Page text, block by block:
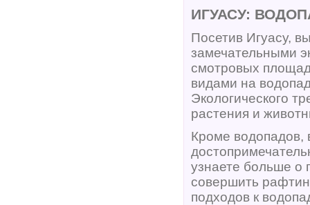
ИГУАСУ:
Посетив Игуасу,
замечательными
смотровых
видами на
Экологического
растения и
Кроме водопадов,
узнаете больше о
совершить
подходов к